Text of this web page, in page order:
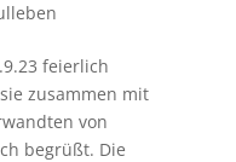
feierlich
zusammen mit
von
begrüßt. Die